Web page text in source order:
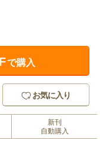
で購入
お気に入り
新刊
自動購入